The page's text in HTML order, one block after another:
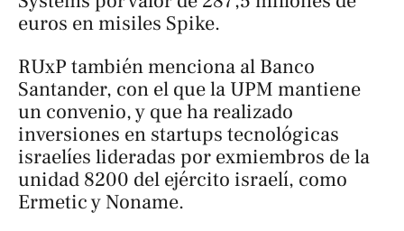
euros en misiles Spike.
RUxP también menciona al Banco
Santander, con el que la UPM mantiene
un convenio, y que ha realizado
inversiones en startups tecnológicas
israelíes lideradas por exmiembros de la
unidad 8200 del ejército israelí, como
Ermetic y Noname.